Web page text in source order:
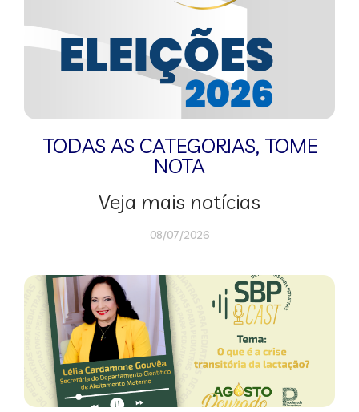
TODAS AS CATEGORIAS, TOME
NOTA
Veja mais notícias
08/07/2026